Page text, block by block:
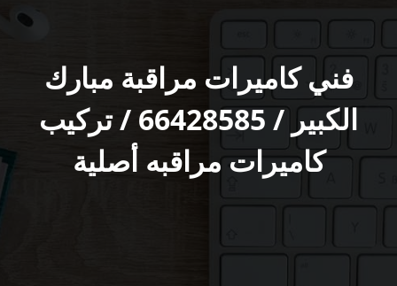
فني كاميرات مراقبة مبارك
الكبير / 66428585 / تركيب
كاميرات مراقبه أصلية